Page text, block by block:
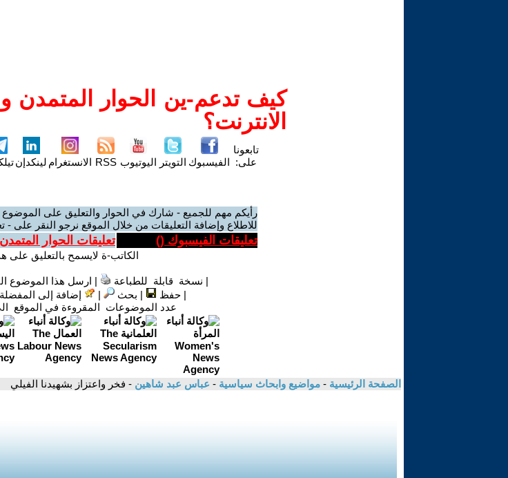
كيف تدعم-ين الحوار المتمدن
الانترنت؟
تابعونا
على: الفيسبوك التويتر اليوتيوب RSS الانستغرام لينكدإن
رأيكم مهم للجميع - شارك في الحوار والتعليق على الموضوع
للاطلاع وإضافة التعليقات من خلال الموقع نرجو النقر على -
تعليقات الفيسبوك () تعليقات الحوار
الكاتب-ة لايسمح بالتعليق على
| نسخة قابلة للطباعة | ارسل هذا الموضوع
|حفظ | بحث | إضافة إلى المفضلة
عدد الموضوعات المقروءة في الموقع
الصفحة الرئيسية - مواضيع وابحاث سياسية - عباس عبد شاهين - فخر واعتزاز بشهيدنا الفيلي